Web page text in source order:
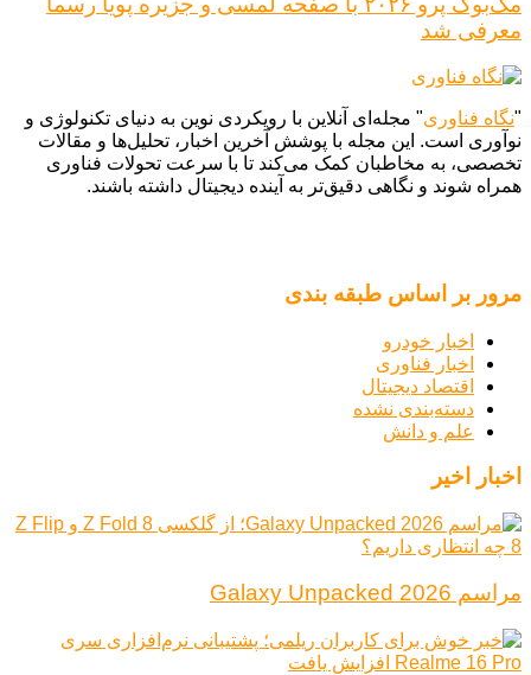
معرفی شد
"نگاه فناوری" مجله‌ای آنلاین با رویکردی نوین به دنیای تکنولوژی و
نوآوری است. این مجله با پوشش آخرین اخبار، تحلیل‌ها و مقالات
تخصصی، به مخاطبان کمک می‌کند تا با سرعت تحولات فناوری
همراه شوند و نگاهی دقیق‌تر به آینده دیجیتال داشته باشند.
مرور بر اساس طبقه بندی
اخبار خودرو
اخبار فناوری
اقتصاد دیجیتال
دسته‌بندی نشده
علم و دانش
اخبار اخیر
مراسم Galaxy Unpacked 2026